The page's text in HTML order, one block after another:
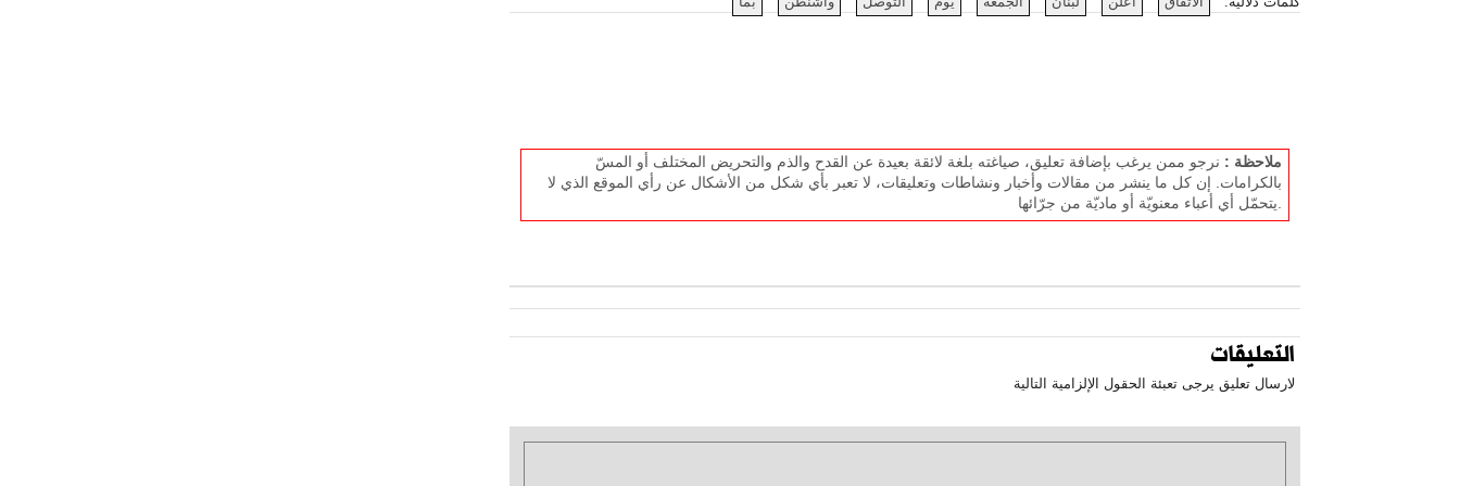
ملاحظة : نرجو ممن يرغب بإضافة تعليق، صياغته بلغة لائقة بعيدة عن القدح والذم والتحريض المختلف أو المسّ
بالكرامات. إن كل ما ينشر من مقالات وأخبار ونشاطات وتعليقات، لا تعبر بأي شكل من الأشكال عن رأي الموقع الذي لا
التعليقات
لارسال تعليق يرجى تعبئة الحقول الإلزامية التالية